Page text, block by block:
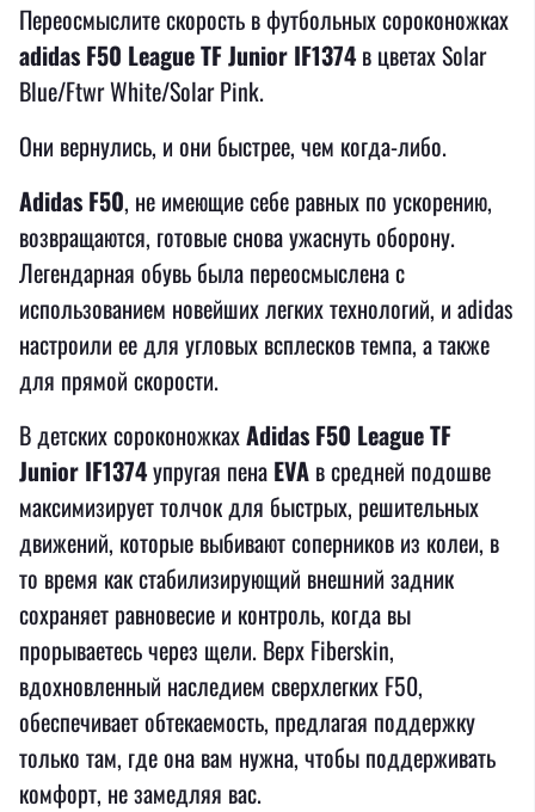
Переосмыслите скорость в футбольных сороконожках
adidas F50 League TF Junior IF1374 в цветах Solar
Blue/Ftwr White/Solar Pink.
Они вернулись, и они быстрее, чем когда-либо.
Adidas F50, не имеющие себе равных по ускорению,
возвращаются, готовые снова ужаснуть оборону.
Легендарная обувь была переосмыслена с
использованием новейших легких технологий, и adidas
настроили ее для угловых всплесков темпа, а также
для прямой скорости.
В детских сороконожкахAdidas F50 League TF
Junior IF1374упругая пена EVA в средней подошве
максимизирует толчок для быстрых, решительных
движений, которые выбивают соперников из колеи, в
то время как стабилизирующий внешний задник
сохраняет равновесие и контроль, когда вы
прорываетесь через щели. Верх Fiberskin,
вдохновленный наследием сверхлегких F50,
обеспечивает обтекаемость, предлагая поддержку
только там, где она вам нужна, чтобы поддерживать
комфорт, не замедляя вас.